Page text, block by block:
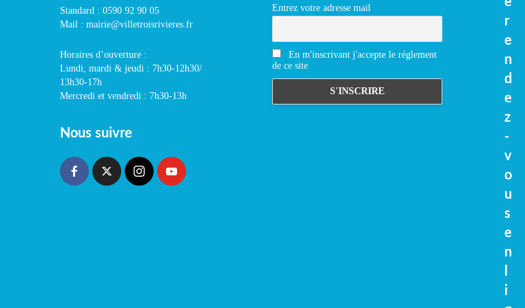
Standard : 0590 92 90 05
Mail : mairie@villetroisrivieres.fr
Horaires d’ouverture :
Lundi, mardi & jeudi : 7h30-12h30/
13h30-17h
Mercredi et vendredi : 7h30-13h
Nous suivre
Entrez votre adresse mail
En m'inscrivant j'accepte le réglement
de ce site
r
e
n
d
e
z
-
v
o
u
s
e
n
i